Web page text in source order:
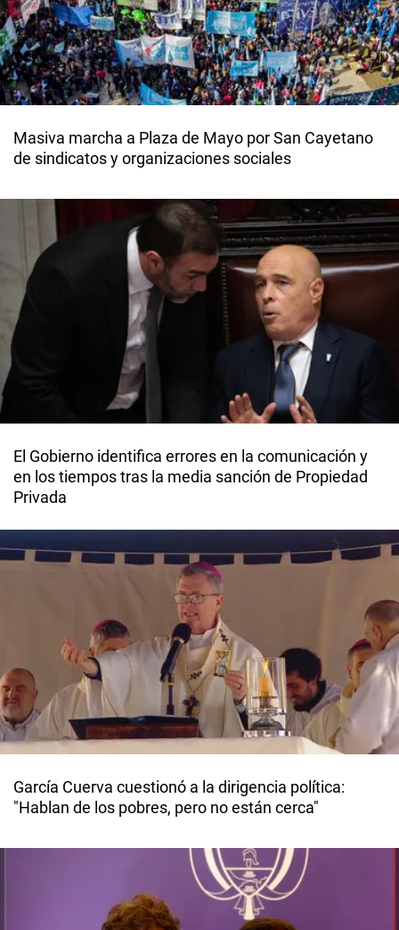
Masiva marcha a Plaza de Mayo por San Cayetano
de sindicatos y organizaciones sociales
El Gobierno identifica errores en la comunicación y
en los tiempos tras la media sanción de Propiedad
Privada
García Cuerva cuestionó a la dirigencia política:
"Hablan de los pobres, pero no están cerca"